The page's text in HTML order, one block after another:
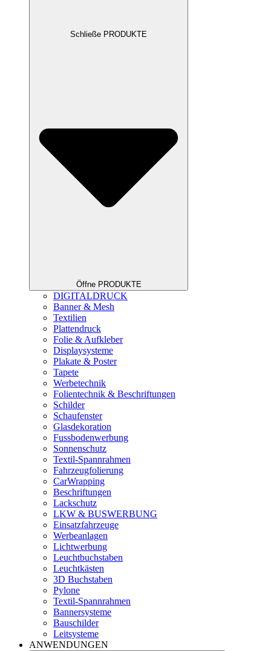
Schließe PRODUKTE
Öffne PRODUKTE
DIGITALDRUCK
Banner & Mesh
Textilien
Plattendruck
Folie & Aufkleber
Displaysysteme
Plakate & Poster
Tapete
Werbetechnik
Folientechnik & Beschriftungen
Schilder
Schaufenster
Glasdekoration
Fussbodenwerbung
Sonnenschutz
Textil-Spannrahmen
Fahrzeugfolierung
CarWrapping
Beschriftungen
Lackschutz
LKW & BUSWERBUNG
Einsatzfahrzeuge
Werbeanlagen
Lichtwerbung
Leuchtbuchstaben
Leuchtkästen
3D Buchstaben
Pylone
Textil-Spannrahmen
Bannersysteme
Bauschilder
Leitsysteme
ANWENDUNGEN